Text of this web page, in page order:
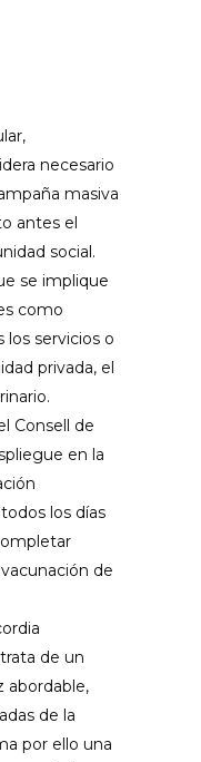
necesario
masiva
antes el
social.
se implique
como
los servicios o
privada, el
Consell de
en la
los días
de
de un
abordable,
de la
por ello una